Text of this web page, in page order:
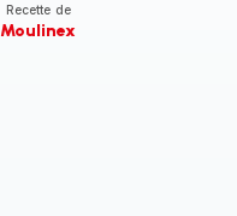
Recette de
Moulinex